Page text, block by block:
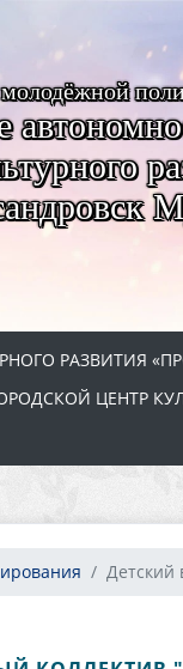
РАЗВИТИЯ
ЦЕНТР
Детский